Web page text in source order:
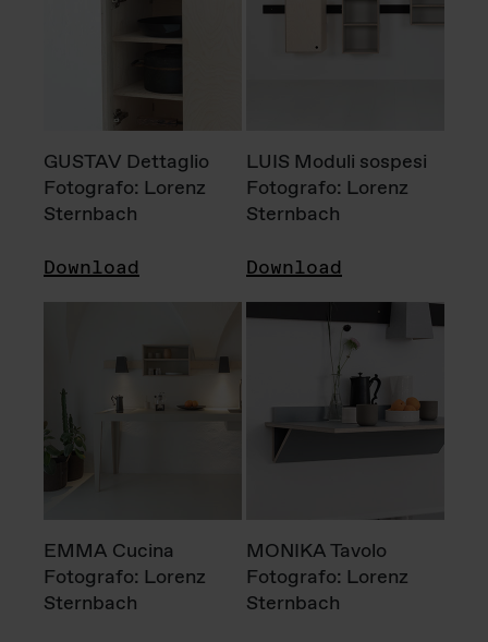
GUSTAV Dettaglio
Fotografo: Lorenz
Sternbach
Download
LUIS Moduli sospesi
Fotografo: Lorenz
Sternbach
Download
EMMA Cucina
Fotografo: Lorenz
Sternbach
MONIKA Tavolo
Fotografo: Lorenz
Sternbach